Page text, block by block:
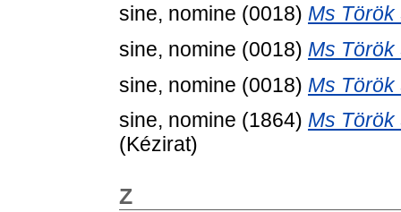
sine, nomine (0018) Ms Török
sine, nomine (0018) Ms Török
sine, nomine (0018) Ms Török
sine, nomine (1864) Ms Török
(Kézirat)
Z